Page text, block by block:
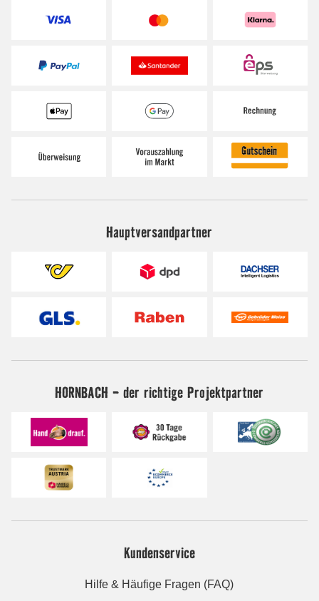
Hauptversandpartner
HORNBACH - der richtige Projektpartner
Kundenservice
Hilfe & Häufige Fragen (FAQ)